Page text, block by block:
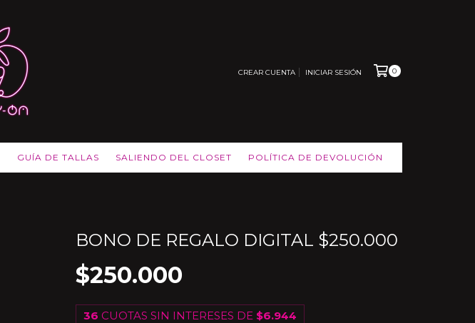
CREAR CUENTA INICIAR SESIÓN 0
GUÍA DE TALLAS SALIENDO DEL CLOSET POLÍTICA DE DEVOLUCIÓN
BONO DE REGALO DIGITAL $250.000
$250.000
36 CUOTAS SIN INTERESES DE $6.944